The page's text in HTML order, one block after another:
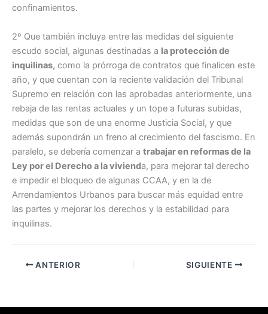
confinamientos.
2º Que también incluya entre las medidas del siguiente
escudo social, algunas destinadas a la protección de
inquilinas, como la prórroga de contratos que finalicen este
año, y que cuentan con la reciente validación del Tribunal
Supremo en relación con las aprobadas anteriormente, una
rebaja de las rentas actuales y un tope a futuras subidas,
medidas que son de una enorme Justicia Social, y que
además supondrán un freno al crecimiento del fascismo. En
paralelo, se debería comenzar a trabajar en reformas de la
Ley por el Derecho a la vivienda, para mejorar tal derecho
e impedir el bloqueo de algunas CCAA, y en la de
Arrendamientos Urbanos para buscar más equidad entre
las partes y mejorar los derechos y la estabilidad para
inquilinas.
ANTERIOR SIGUIENTE